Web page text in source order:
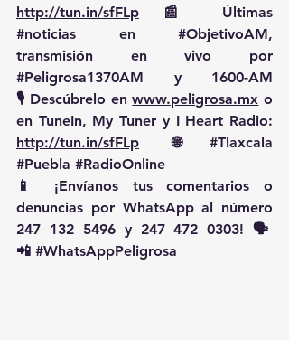
http://tun.in/sfFLp
#noticias en #ObjetivoAM,
#Peligrosa1370AM y 1600-AM
🎙️ Descúbrelo en www.peligrosa.mx o
http://tun.in/sfFLp 🌐 #Tlaxcala
#Puebla #RadioOnline
📱 ¡Envíanos tus comentarios o
denuncias por WhatsApp al número
247 132 5496 y 247 472 0303! 🗣️
📲 #WhatsAppPeligrosa